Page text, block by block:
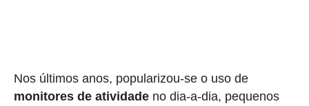
Nos últimos anos, popularizou-se o uso de
monitores de atividadeno dia-a-dia, pequenos